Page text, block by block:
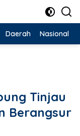
Daerah Nasional
Tinjau
Berangsur